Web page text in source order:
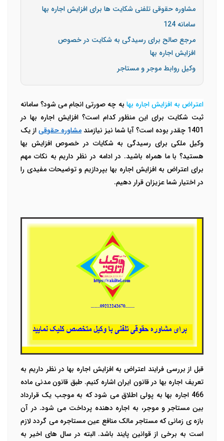
مشاوره حقوقی تلفنی شکایت ها برای افزایش اجاره بها
سامانه 124
مرجع صالح برای رسیدگی به شکایت در خصوص
افزایش اجاره بها
وکیل روابط موجر و مستاجر
اعتراض به افزایش اجاره بها به چه صورتی انجام می شود؟ سامانه
ثبت شکایت برای این منظور کدام است؟ افزایش اجاره بها در
1401 چقدر بوده است؟ آیا شما نیز نیازمند
مشاوره حقوقیاز یک
وکیل ملکی برای رسیدگی به شکایات در خصوص افزایش بها
هستید؟ با ما همراه باشید. در ادامه در نظر داریم به نکات مهم
برای اعتراض به افزایش اجاره بها بپردازیم و توضیحات مفیدی را
در اختیار شما عزیزان قرار دهیم.
قبل از بررسی فرایند اعتراض به افزایش اجاره بها در نظر داریم به
تعریف اجاره بها در قانون ایران اشاره کنیم. طبق قانون مدنی ماده
466 اجاره بها به پولی اطلاق می شود که به موجب یک قرارداد
بین مستاجر و موجر، به اجاره دهنده پرداخت می شود. در آن
بازه ی زمانی که مستاجر مالک منافع عین مستاجره می گردد لازم
است به برخی از قوانین پایند باشد. البته در سال های اخیر به